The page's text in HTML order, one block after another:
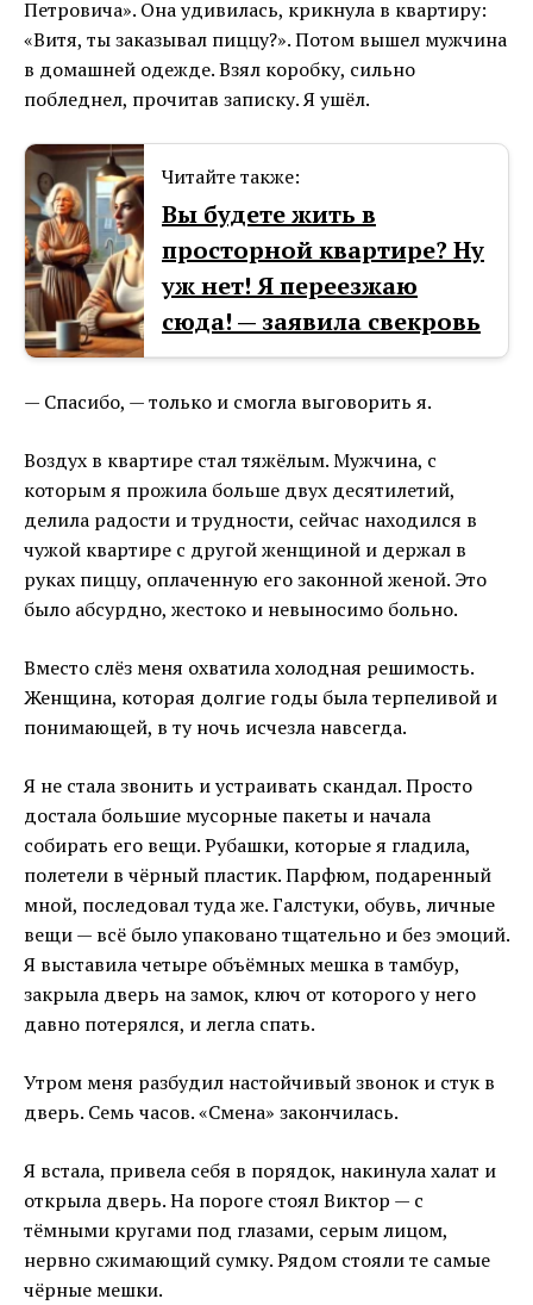
Петровича». Она удивилась, крикнула в квартиру:
«Витя, ты заказывал пиццу?». Потом вышел мужчина
в домашней одежде. Взял коробку, сильно
побледнел, прочитав записку. Я ушёл.
Читайте также:
Вы будете жить в
просторной квартире? Ну
уж нет! Я переезжаю
сюда! — заявила свекровь
— Спасибо, — только и смогла выговорить я.
Воздух в квартире стал тяжёлым. Мужчина, с
которым я прожила больше двух десятилетий,
делила радости и трудности, сейчас находился в
чужой квартире с другой женщиной и держал в
руках пиццу, оплаченную его законной женой. Это
было абсурдно, жестоко и невыносимо больно.
Вместо слёз меня охватила холодная решимость.
Женщина, которая долгие годы была терпеливой и
понимающей, в ту ночь исчезла навсегда.
Я не стала звонить и устраивать скандал. Просто
достала большие мусорные пакеты и начала
собирать его вещи. Рубашки, которые я гладила,
полетели в чёрный пластик. Парфюм, подаренный
мной, последовал туда же. Галстуки, обувь, личные
вещи — всё было упаковано тщательно и без эмоций.
Я выставила четыре объёмных мешка в тамбур,
закрыла дверь на замок, ключ от которого у него
давно потерялся, и легла спать.
Утром меня разбудил настойчивый звонок и стук в
дверь. Семь часов. «Смена» закончилась.
Я встала, привела себя в порядок, накинула халат и
открыла дверь. На пороге стоял Виктор — с
тёмными кругами под глазами, серым лицом,
нервно сжимающий сумку. Рядом стояли те самые
чёрные мешки.